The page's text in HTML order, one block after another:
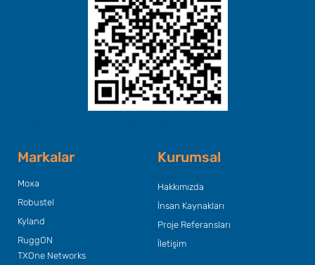
Markalar
Moxa
Robustel
Kyland
RuggON
TXOne Networks
Kurumsal
Hakkımızda
İnsan Kaynakları
Proje Referansları
İletişim